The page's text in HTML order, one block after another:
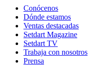
Conócenos
Dónde estamos
Ventas destacadas
Setdart Magazine
Setdart TV
Trabaja con nosotros
Prensa